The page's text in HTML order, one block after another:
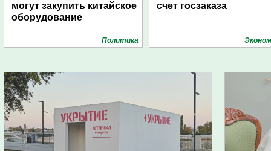
могут закупить китайское
оборудование
Политика
счет госзаказа